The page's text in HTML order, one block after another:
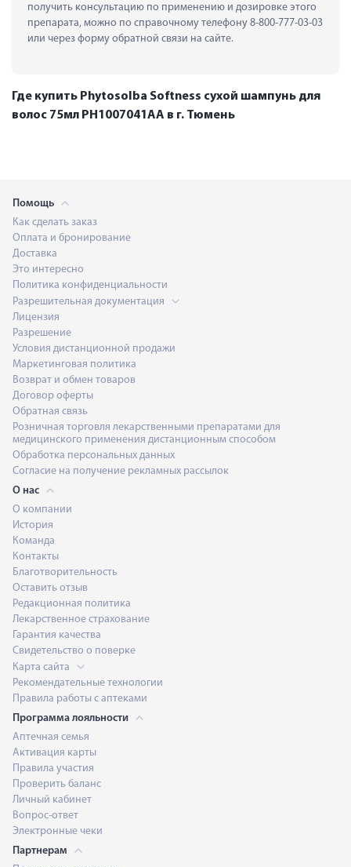
получить консультацию по применению и дозировке этого
препарата, можно по справочному телефону 8-800-777-03-03
или через форму обратной связи на сайте.
Где купить Phytosolba Softness сухой шампунь для
волос 75мл PH1007041AA в г. Тюмень
Помощь
Как сделать заказ
Оплата и бронирование
Доставка
Это интересно
Политика конфиденциальности
Разрешительная документация
Лицензия
Разрешение
Условия дистанционной продажи
Маркетинговая политика
Возврат и обмен товаров
Договор оферты
Обратная связь
Розничная торговля лекарственными препаратами для
медицинского применения дистанционным способом
Обработка персональных данных
Согласие на получение рекламных рассылок
О нас
О компании
История
Команда
Контакты
Благотворительность
Оставить отзыв
Редакционная политика
Лекарственное страхование
Гарантия качества
Свидетельство о поверке
Карта сайта
Рекомендательные технологии
Правила работы с аптеками
Программа лояльности
Аптечная семья
Активация карты
Правила участия
Проверить баланс
Личный кабинет
Вопрос-ответ
Электронные чеки
Партнерам